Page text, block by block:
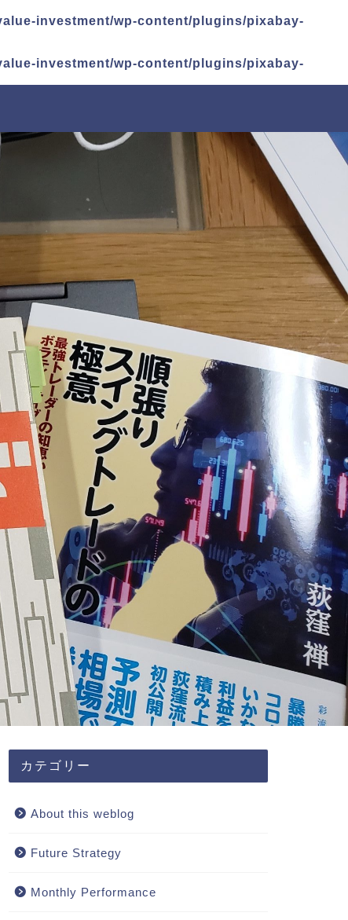
investment/wp-content/plugins/pixabay-
investment/wp-content/plugins/pixabay-
カテゴリー
About this weblog
Future Strategy
Monthly Performance